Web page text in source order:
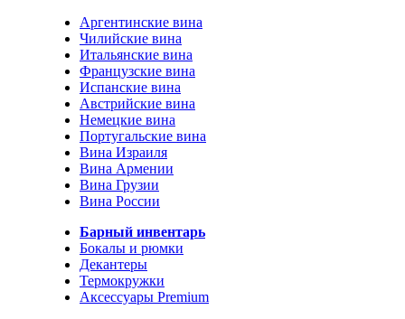
Аргентинские вина
Чилийские вина
Итальянские вина
Французские вина
Испанские вина
Австрийские вина
Немецкие вина
Португальские вина
Вина Израиля
Вина Армении
Вина Грузии
Вина России
Барный инвентарь
Бокалы и рюмки
Декантеры
Термокружки
Аксессуары Premium